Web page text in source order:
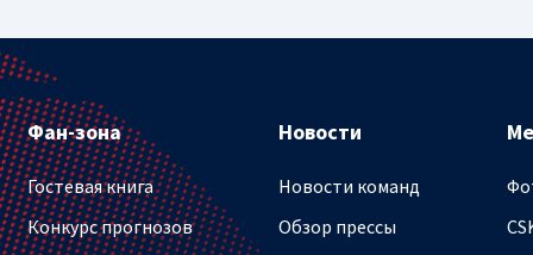
Фан-зона
Гостевая книга
Конкурс прогнозов
Новости
Новости команд
Обзор прессы